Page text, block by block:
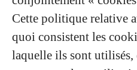
Cette politique relative
quoi consistent les
laquelle ils sont